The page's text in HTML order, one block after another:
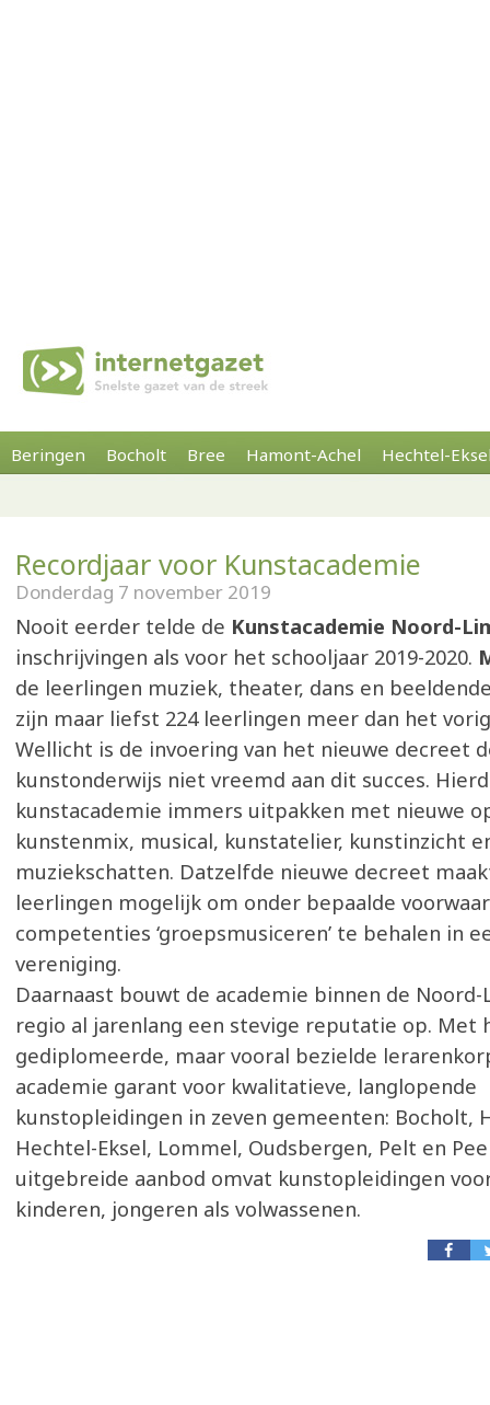
Beringen Bocholt Bree Hamont-Achel Hechtel-
Recordjaar voor Kunstacademie
Donderdag 7 november 2019
Nooit eerder telde de Kunstacademie Noord-
inschrijvingen als voor het schooljaar 2019-2020.
de leerlingen muziek, theater, dans en
zijn maar liefst 224 leerlingen meer dan het
Wellicht is de invoering van het nieuwe decreet
kunstonderwijs niet vreemd aan dit succes.
kunstacademie immers uitpakken met nieuwe
kunstenmix, musical, kunstatelier, kunstinzicht
muziekschatten. Datzelfde nieuwe decreet
leerlingen mogelijk om onder bepaalde
competenties ‘groepsmusiceren’ te behalen in
vereniging.
Daarnaast bouwt de academie binnen de
regio al jarenlang een stevige reputatie op. Met
gediplomeerde, maar vooral bezielde
academie garant voor kwalitatieve, langlopende
kunstopleidingen in zeven gemeenten: Bocholt,
Hechtel-Eksel, Lommel, Oudsbergen, Pelt en
uitgebreide aanbod omvat kunstopleidingen
kinderen, jongeren als volwassenen.